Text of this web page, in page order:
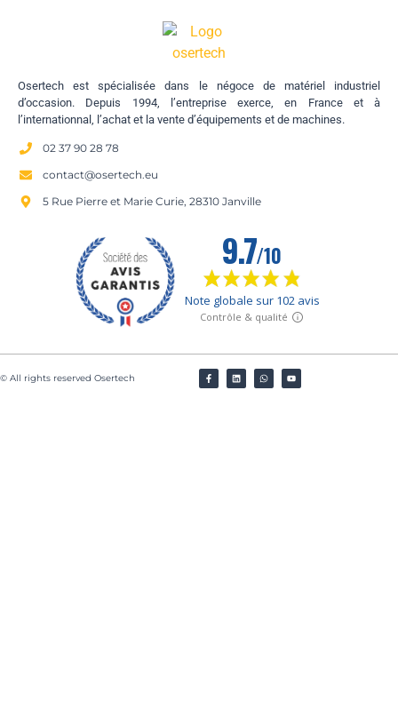
Osertech est spécialisée dans le négoce de matériel industriel
d’occasion. Depuis 1994, l’entreprise exerce, en France et à
l’internationnal, l’achat et la vente d’équipements et de machines.
02 37 90 28 78
contact@osertech.eu
5 Rue Pierre et Marie Curie, 28310 Janville
© All rights reserved Osertech